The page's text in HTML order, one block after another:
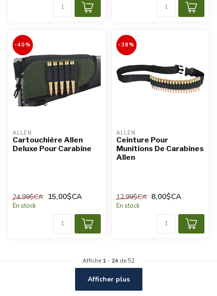
-40%
ALLEN
Cartouchière Allen
Deluxe Pour Carabine
24,99$CA 15,00$CA
En stock
-38%
ALLEN
Ceinture Pour
Munitions De Carabines
Allen
12,99$CA 8,00$CA
En stock
Affiche 1 - 24 de 52
Afficher plus